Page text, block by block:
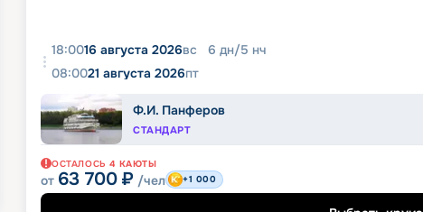
18:0016 августа 2026вс 6 дн/5 нч
08:0021 августа 2026пт
Ф.И. Панферов
СТАНДАРТ
ОСТАЛОСЬ 4 КАЮТЫ
от 63 700 ₽ /чел +1 000